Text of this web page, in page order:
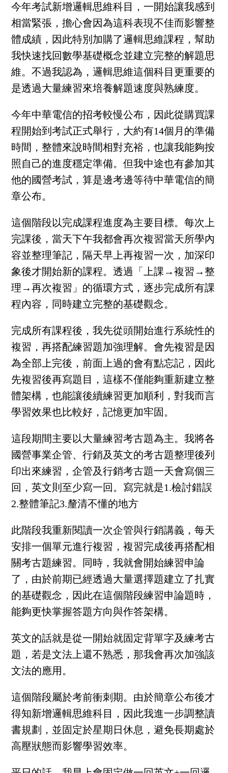
今年考試新增邏輯思維科目，一開始讓我感到
相當緊張，擔心會因為這科表現不佳而影響整
體成績，因此特別加購了邏輯思維課程，幫助
我快速找回數學基礎概念並建立完整的解題思
維。不過我認為，邏輯思維這個科目更重要的
是透過大量練習來培養解題速度與熟練度。
今年中華電信的招考較慢公布，因此從購買課
程開始到考試正式舉行，大約有14個月的準備
時間，整體來說時間相對充裕，也讓我能夠按
照自己的進度穩定準備。但我中途也有參加其
他的國營考試，算是邊考邊等待中華電信的簡
章公布。
這個階段以完成課程進度為主要目標。每次上
完課後，當天下午我都會再次複習當天所學內
容並整理筆記，隔天早上再複習一次，加深印
象後才開始新的課程。透過「上課→複習→整
理→再次複習」的循環方式，逐步完成所有課
程內容，同時建立完整的基礎觀念。
完成所有課程後，我先從頭開始進行系統性的
複習，再搭配練習題加強理解。會先複習是因
為全部上完後，前面上過的會有點忘記，因此
先複習後再寫題目，這樣不僅能夠重新建立整
體架構，也能讓後續練習更加順利，對我而言
學習效果也比較好，記憶更加牢固。
這段期間主要以大量練習考古題為主。我將各
國營事業企管、行銷及英文的考古題整理後列
印出來練習，企管及行銷考古題一天會寫個三
回，英文則至少寫一回。寫完就是1.檢討錯誤
2.整體筆記3.釐清不懂的地方
此階段我重新閱讀一次企管與行銷講義，每天
安排一個單元進行複習，複習完成後再搭配相
關考古題練習。同時，我就會開始練習申論
了，由於前期已經透過大量選擇題建立了扎實
的基礎觀念，因此在這個階段練習申論題時，
能夠更快掌握答題方向與作答架構。
英文的話就是從一開始就固定背單字及練考古
題，若是文法上還不熟悉，那我會再次加強該
文法的應用。
這個階段屬於考前衝刺期。由於簡章公布後才
得知新增邏輯思維科目，因此我進一步調整讀
書規劃，並固定於星期日休息，避免長期處於
高壓狀態而影響學習效率。